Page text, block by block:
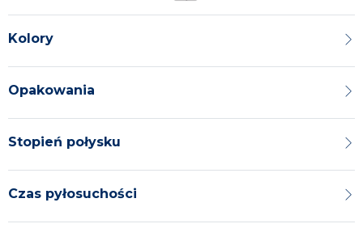
Kolory
Opakowania
Stopień połysku
Czas pyłosuchości